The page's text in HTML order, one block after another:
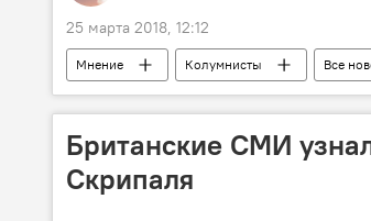
25 марта 2018, 12:12
Мнение Колумнисты Все
Британские СМИ
Скрипаля